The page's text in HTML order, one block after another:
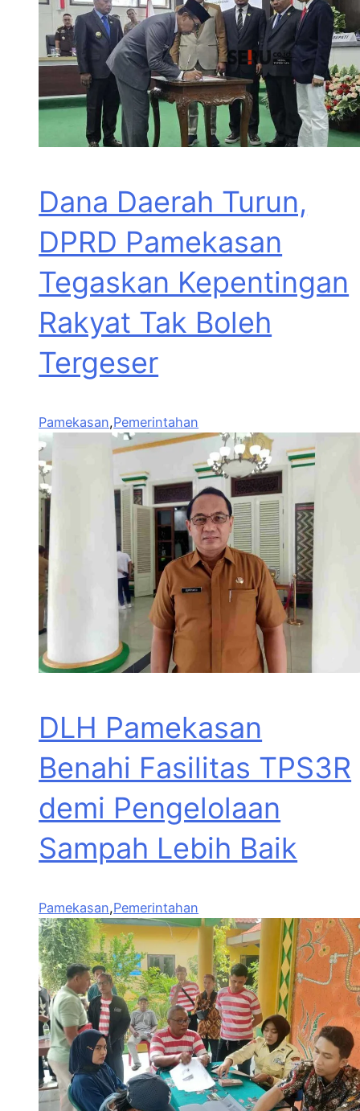
Dana Daerah Turun,
DPRD Pamekasan
Tegaskan Kepentingan
Rakyat Tak Boleh
Tergeser
Pamekasan,Pemerintahan
DLH Pamekasan
Benahi Fasilitas TPS3R
demi Pengelolaan
Sampah Lebih Baik
Pamekasan,Pemerintahan